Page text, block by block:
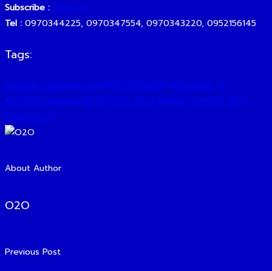
Subscribe :o2oforum
Tel : 0970344225, 0970347554, 0970343220, 0952156145
Tags:
#Center Hub Medical #ENTREPRENEUR #FOLLOW UP
#THANNs. Medical #ฐนัฐภัสร์ศร ศิริสุข #แพทย์ FOLWUP MEDI
Health Tech
About Author
O2O
Previous Post